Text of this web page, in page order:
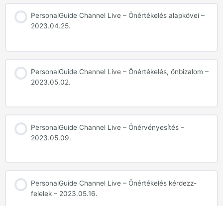
PersonalGuide Channel Live – Önértékelés alapkövei –
2023.04.25.
PersonalGuide Channel Live – Önértékelés, önbizalom –
2023.05.02.
PersonalGuide Channel Live – Önérvényesítés –
2023.05.09.
PersonalGuide Channel Live – Önértékelés kérdezz-
felelek – 2023.05.16.